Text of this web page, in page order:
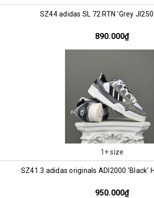
SZ44 adidas SL 72 RTN 'Grey
890.000₫
1+ size
SZ41.3 adidas originals ADI2000 'Black'
950.000₫